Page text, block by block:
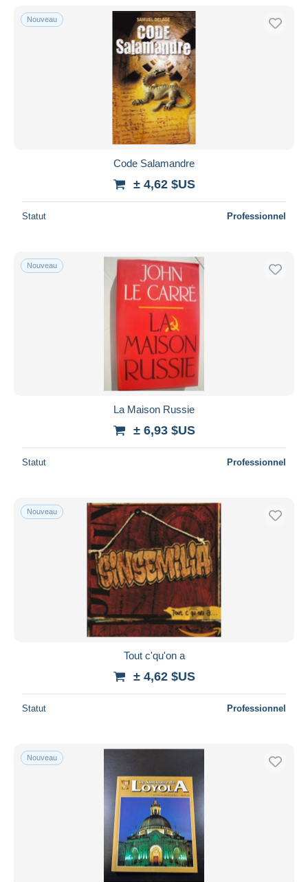
Uniquement en réduction
Livraison gratuite
Méthodes de paiement
Virement bancaire
Mastercard
Bancontact
Tout désélectionner
Monde entier
Appliquer
Nouveau
Code Salamandre
± 4,62 $US
Statut Professionnel
Nouveau
La Maison Russie
± 6,93 $US
Statut Professionnel
Nouveau
Tout c'qu'on a
± 4,62 $US
Statut Professionnel
Nouveau